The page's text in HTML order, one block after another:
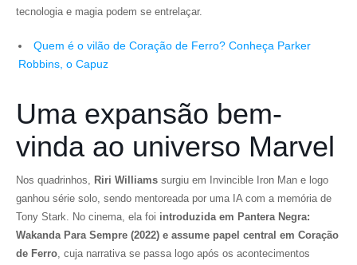
tecnologia e magia podem se entrelaçar.
Quem é o vilão de Coração de Ferro? Conheça Parker
Robbins, o Capuz
Uma expansão bem-
vinda ao universo Marvel
Nos quadrinhos, Riri Williams surgiu em Invincible Iron Man e logo
ganhou série solo, sendo mentoreada por uma IA com a memória de
Tony Stark. No cinema, ela foi introduzida em Pantera Negra:
Wakanda Para Sempre (2022) e assume papel central em Coração
de Ferro, cuja narrativa se passa logo após os acontecimentos